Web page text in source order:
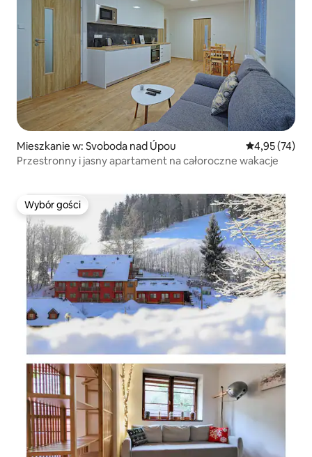
Mieszkanie w: Svoboda nad Úpou Średnia
4,95 (74)
Przestronny i jasny apartament na całoroczne wakacje
Wybór gości
Wybór gości